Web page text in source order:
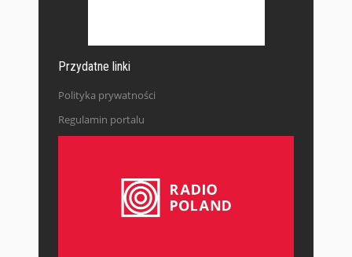
Przydatne linki
Polityka prywatności
Regulamin portalu